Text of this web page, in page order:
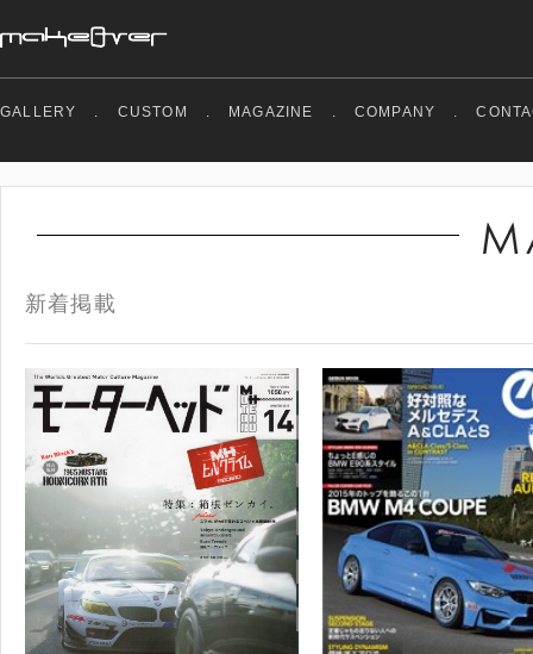
GALLERY . CUSTOM . MAGAZINE . COMPANY .
新着掲載